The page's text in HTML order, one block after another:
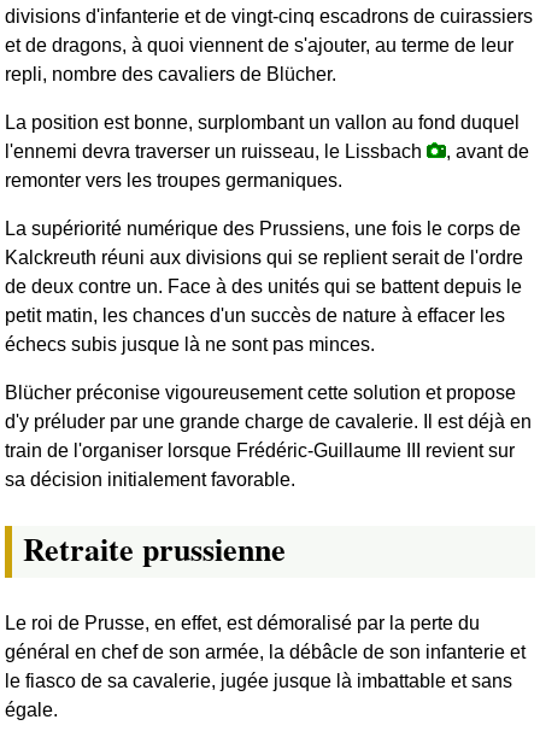
divisions d'infanterie et de vingt-cinq escadrons de cuirassiers
et de dragons, à quoi viennent de s'ajouter, au terme de leur
repli, nombre des cavaliers de Blücher.
La position est bonne, surplombant un vallon au fond duquel
l'ennemi devra traverser un ruisseau, le Lissbach
, avant de
remonter vers les troupes germaniques.
La supériorité numérique des Prussiens, une fois le corps de
Kalckreuth réuni aux divisions qui se replient serait de l'ordre
de deux contre un. Face à des unités qui se battent depuis le
petit matin, les chances d'un succès de nature à effacer les
échecs subis jusque là ne sont pas minces.
Blücher préconise vigoureusement cette solution et propose
d'y préluder par une grande charge de cavalerie. Il est déjà en
train de l'organiser lorsque Frédéric-Guillaume III revient sur
sa décision initialement favorable.
Retraite prussienne
Le roi de Prusse, en effet, est démoralisé par la perte du
général en chef de son armée, la débâcle de son infanterie et
le fiasco de sa cavalerie, jugée jusque là imbattable et sans
égale.